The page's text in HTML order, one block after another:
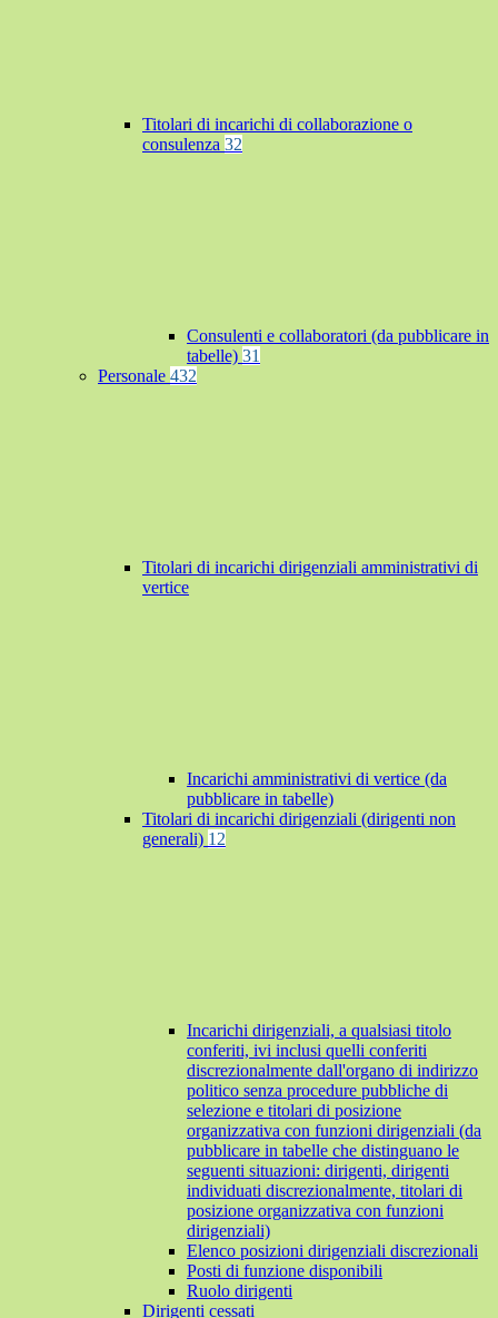
Titolari di incarichi di collaborazione o
consulenza 32
Consulenti e collaboratori (da pubblicare in
tabelle) 31
Personale 432
Titolari di incarichi dirigenziali amministrativi di
vertice
Incarichi amministrativi di vertice (da
pubblicare in tabelle)
Titolari di incarichi dirigenziali (dirigenti non
generali) 12
Incarichi dirigenziali, a qualsiasi titolo
conferiti, ivi inclusi quelli conferiti
discrezionalmente dall'organo di indirizzo
politico senza procedure pubbliche di
selezione e titolari di posizione
organizzativa con funzioni dirigenziali (da
pubblicare in tabelle che distinguano le
seguenti situazioni: dirigenti, dirigenti
individuati discrezionalmente, titolari di
posizione organizzativa con funzioni
dirigenziali)
Elenco posizioni dirigenziali discrezionali
Posti di funzione disponibili
Ruolo dirigenti
Dirigenti cessati